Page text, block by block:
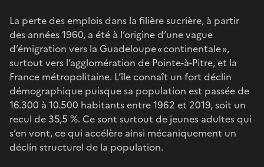
La perte des emplois dans la filière sucrière, à partir
des années 1960, a été à l’origine d’une vague
d’émigration vers la Guadeloupe « continentale »,
surtout vers l’agglomération de Pointe-à-Pitre, et la
France métropolitaine. L’île connaît un fort déclin
démographique puisque sa population est passée de
16.300 à 10.500 habitants entre 1962 et 2019, soit un
recul de 35,5 %. Ce sont surtout de jeunes adultes qui
s’en vont, ce qui accélère ainsi mécaniquement un
déclin structurel de la population.